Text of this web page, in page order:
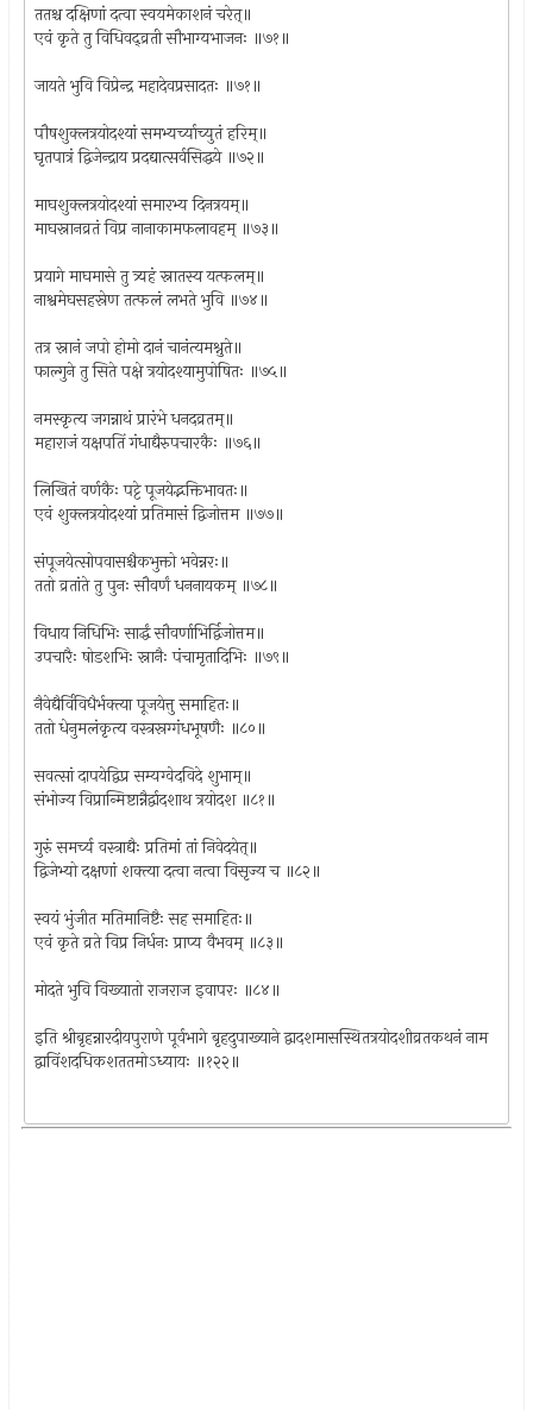
ततश्च दक्षिणां दत्वा स्वयमेकाशनं चरेत्॥
एवं कृते तु विधिवद्व्रती सौभाग्यभाजनः ॥७१॥
जायते भुवि विप्रेन्द्र महादेवप्रसादतः ॥७१॥
पौषशुक्लत्रयोदश्यां समभ्यर्च्याच्युतं हरिम्॥
घृतपात्रं द्विजेन्द्राय प्रदद्यात्सर्वसिद्धये ॥७२॥
माघशुक्लत्रयोदश्यां समारभ्य दिनत्रयम्॥
माघस्नानव्रतं विप्र नानाकामफलावहम् ॥७३॥
प्रयागे माघमासे तु त्र्यहं स्नातस्य यत्फलम्॥
नाश्वमेघसहस्रेण तत्फलं लभते भुवि ॥७४॥
तत्र स्नानं जपो होमो दानं चानंत्यमश्नुते॥
फाल्गुने तु सिते पक्षे त्रयोदश्यामुपोषितः ॥७५॥
नमस्कृत्य जगन्नाथं प्रारंभे धनदव्रतम्॥
महाराजं यक्षपतिं गंधाद्यैरुपचारकैः ॥७६॥
लिखितं वर्णकैः पट्टे पूजयेद्भक्तिभावतः॥
एवं शुक्लत्रयोदश्यां प्रतिमासं द्विजोत्तम ॥७७॥
संपूजयेत्सोपवासश्चैकभुक्तो भवेन्नरः॥
ततो व्रतांते तु पुनः सौवर्णं धननायकम् ॥७८॥
विधाय निधिभिः सार्द्धं सौवर्णाभिर्द्विजोत्तम॥
उपचारैः षोडशभिः स्नानैः पंचामृतादिभिः ॥७९॥
नैवेद्यैर्विविधैर्भक्त्या पूजयेत्तु समाहितः॥
ततो धेनुमलंकृत्य वस्त्रस्रग्गंधभूषणैः ॥८०॥
सवत्सां दापयेद्विप्र सम्यग्वेदविदे शुभाम्॥
संभोज्य विप्रान्मिष्टान्नैर्द्वादशाथ त्रयोदश ॥८१॥
गुरुं समर्च्य वस्त्राद्यैः प्रतिमां तां निवेदयेत्॥
द्विजेभ्यो दक्षणां शक्त्या दत्वा नत्वा विसृज्य च ॥८२॥
स्वयं भुंजीत मतिमानिष्टैः सह समाहितः॥
एवं कृते व्रते विप्र निर्धनः प्राप्य वैभवम् ॥८३॥
मोदते भुवि विख्यातो राजराज इवापरः ॥८४॥
इति श्रीबृहन्नारदीयपुराणे पूर्वभागे बृहदुपाख्याने द्वादशमासस्थितत्रयोदशीव्रतकथनं नाम
द्वाविंशदधिकशततमोऽध्यायः ॥१२२॥